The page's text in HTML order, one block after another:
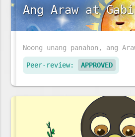
Ang Araw at Gabi
Peer-review: APPROVED